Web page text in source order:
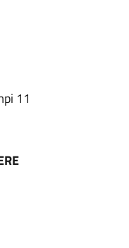
11